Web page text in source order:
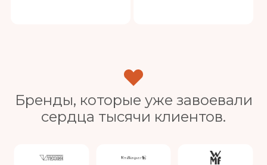
Бренды, которые уже завоевали
сердца тысячи клиентов.